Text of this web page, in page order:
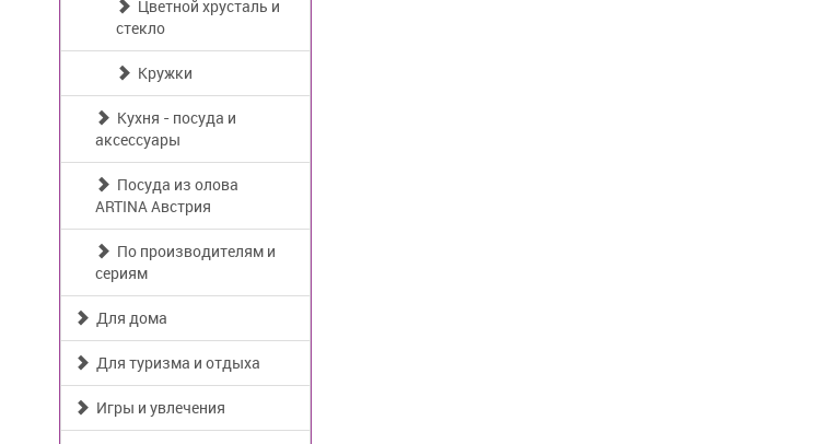
Цветной хрусталь и
стекло
Кружки
Кухня - посуда и
аксессуары
Посуда из олова
ARTINA Австрия
По производителям и
сериям
Для дома
Для туризма и отдыха
Игры и увлечения